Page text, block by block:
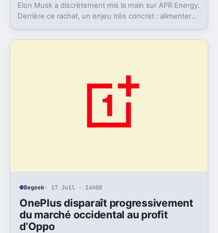
Elon Musk a discrètement mis la main sur APR Energy.
Derrière ce rachat, un enjeu très concret : alimenter
Begeek· 17 Juil · 14h00
OnePlus disparaît progressivement
du marché occidental au profit
d’Oppo